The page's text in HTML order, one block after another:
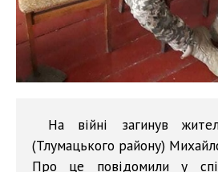
На війні загинув
(Тлумацького району)
Про це повідомили у